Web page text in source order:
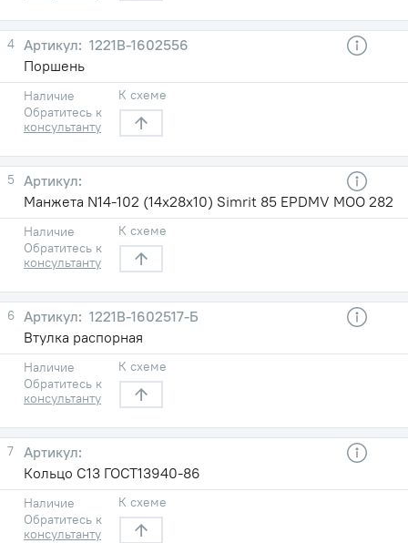
4
1221В-1602556
Поршень
Наличие
Обратитесь к
консультанту
К схеме
5
Манжета N14-102 (14х28х10) Simrit 85 EPDMV MOO 282
Наличие
Обратитесь к
консультанту
К схеме
6
1221В-1602517-Б
Втулка распорная
Наличие
Обратитесь к
консультанту
К схеме
7
Кольцо С13 ГОСТ13940-86
Наличие
Обратитесь к
консультанту
К схеме